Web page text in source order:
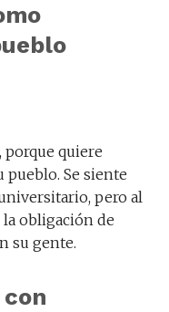
porque quiere
Se siente
pero al
obligación de
su gente.